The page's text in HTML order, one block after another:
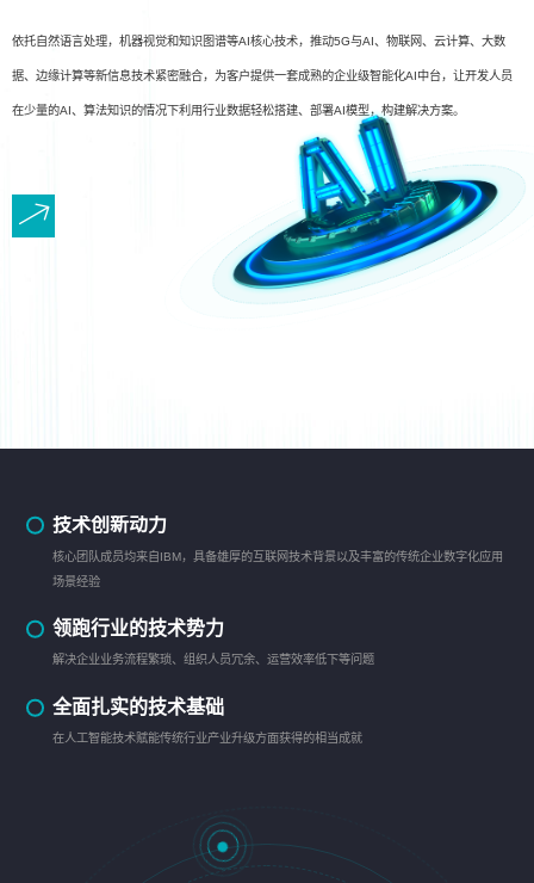
依托自然语言处理，机器视觉和知识图谱等AI核心技术，推动5G与AI、物联网、云计算、大数
据、边缘计算等新信息技术紧密融合，为客户提供一套成熟的企业级智能化AI中台，让开发人员
在少量的AI、算法知识的情况下利用行业数据轻松搭建、部署AI模型，构建解决方案。
技术创新动力
核心团队成员均来自IBM，具备雄厚的互联网技术背景以及丰富的传统企业数字化应用
场景经验
领跑行业的技术势力
解决企业业务流程繁琐、组织人员冗余、运营效率低下等问题
全面扎实的技术基础
在人工智能技术赋能传统行业产业升级方面获得的相当成就